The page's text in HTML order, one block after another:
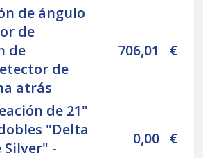
de ángulo
de
de
de
atrás
706,01 €
de 21"
"Delta
Silver" -
0,00 €